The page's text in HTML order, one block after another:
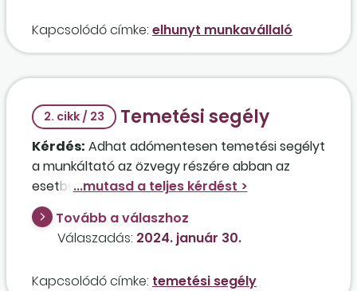
Kapcsolódó címke: elhunyt munkavállaló
2. cikk / 23 Temetési segély
Kérdés: Adhat adómentesen temetési segélyt
a munkáltató az özvegy részére abban az
esetben, ha az elhunyt házastársat
rendszeresen foglalkoztatta alkalmi
munkavállalóként?
Tovább a válaszhoz
Válaszadás: 2024. január 30.
Kapcsolódó címke: temetési segély